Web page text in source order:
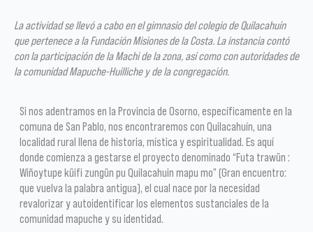
La actividad se llevó a cabo en el gimnasio del colegio de Quilacahuín
que pertenece a la Fundación Misiones de la Costa. La instancia contó
con la participación de la Machi de la zona, así como con autoridades de
la comunidad Mapuche-Huilliche y de la congregación.
Si nos adentramos en la Provincia de Osorno, específicamente en la
comuna de San Pablo, nos encontraremos con Quilacahuín, una
localidad rural llena de historia, mística y espiritualidad. Es aquí
donde comienza a gestarse el proyecto denominado “Futa trawün :
Wiñoytupe küifi zungün pu Quilacahuin mapu mo” (Gran encuentro:
que vuelva la palabra antigua), el cual nace por la necesidad
revalorizar y autoidentificar los elementos sustanciales de la
comunidad mapuche y su identidad.